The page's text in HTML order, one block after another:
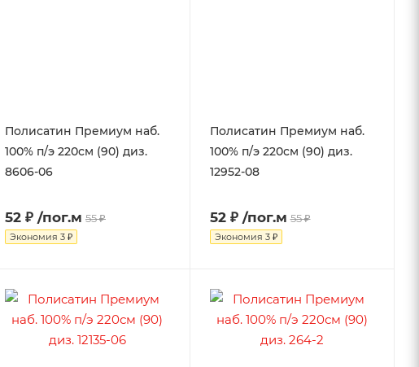
Полисатин Премиум наб.
100% п/э 220см (90) диз.
8606-06
52 ₽ /пог.м 55 ₽
Экономия 3 ₽
Полисатин Премиум наб.
100% п/э 220см (90) диз.
12952-08
52 ₽ /пог.м 55 ₽
Экономия 3 ₽